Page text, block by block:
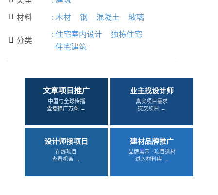
 材料 : 木材 钢 混凝土 玻璃
 分类
: 住宅室内设计
独栋住宅
住宅建筑
文章项目推广
中国与全球传播
查看推广方案 →
业主找设计师
真实项目需求
提交项目 →
设计师接项目
在线项目
查看机会 →
建材品牌推广
品牌展示 · 项目选材
进入材料库 →